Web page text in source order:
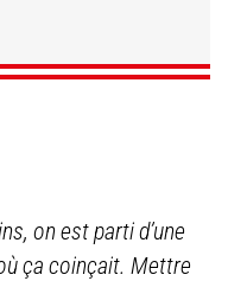
DÉCOUVRIR
on est parti d’une
ça coinçait. Mettre